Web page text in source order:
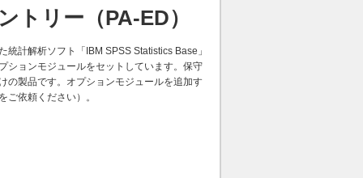
リー（PA-ED）
計解析ソフト「IBM SPSS Statistics Base」
ションモジュールをセットしています。保守
の製品です。オプションモジュールを追加す
ご依頼ください）。